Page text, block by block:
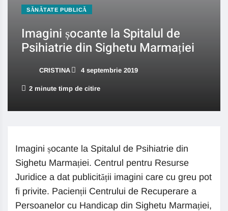
SĂNĂTATE PUBLICĂ
Imagini șocante la Spitalul de
Psihiatrie din Sighetu Marmației
CRISTINA 4 septembrie 2019
2 minute timp de citire
Imagini șocante la Spitalul de Psihiatrie din
Sighetu Marmației. Centrul pentru Resurse
Juridice a dat publicității imagini care cu greu pot
fi privite. Pacienții Centrului de Recuperare a
Persoanelor cu Handicap din Sighetu Marmației,